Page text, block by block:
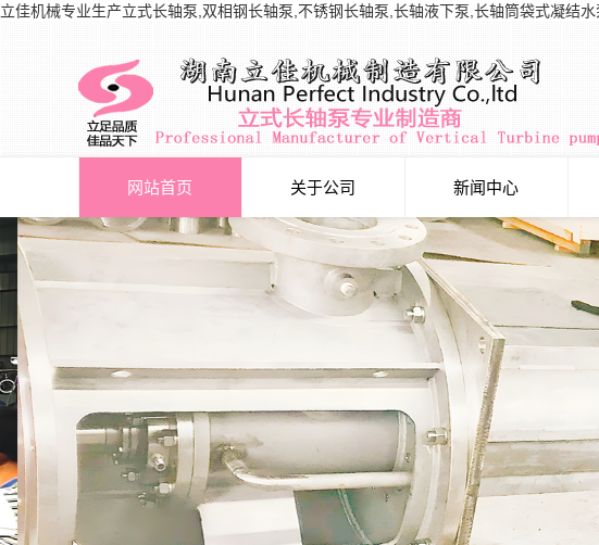
立佳机械专业生产立式长轴泵,双相钢长轴泵,不锈钢长轴泵,长轴液下泵,长轴筒袋式凝结
网站首页 关于公司 新闻中心